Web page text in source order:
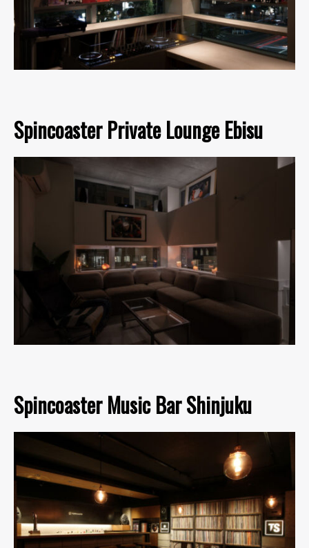
Spincoaster Private Lounge Ebisu
Spincoaster Music Bar Shinjuku